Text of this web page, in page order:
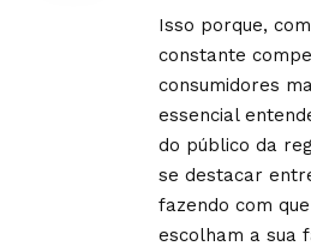
Isso porque,
constante
consumidores
essencial
do público da
se destacar
fazendo com
escolham a sua